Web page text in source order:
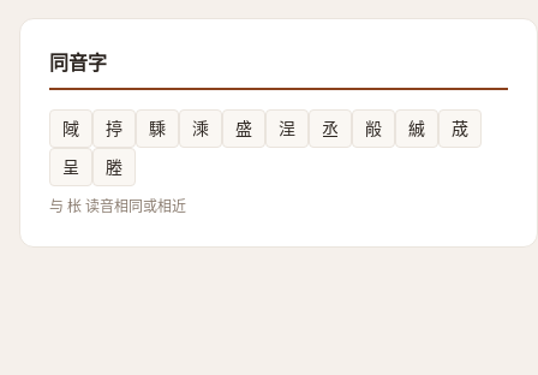
同音字
䧕 揨 騬 溗 盛 浧 丞 㲂 絾
荿
呈
塍
与 枨 读音相同或相近